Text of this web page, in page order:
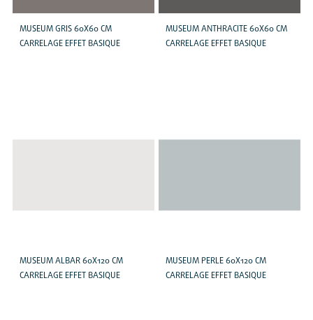
MUSEUM GRIS 60X60 CM
CARRELAGE EFFET BASIQUE
MUSEUM ANTHRACITE 60X60 CM
CARRELAGE EFFET BASIQUE
MUSEUM ALBAR 60X120 CM
CARRELAGE EFFET BASIQUE
MUSEUM PERLE 60X120 CM
CARRELAGE EFFET BASIQUE